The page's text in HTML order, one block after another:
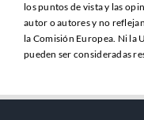
los puntos de vista y las
autor o autores y no
la Comisión Europea. Ni la
pueden ser consideradas